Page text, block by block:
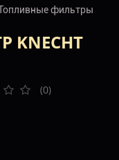
фильтры
(0)